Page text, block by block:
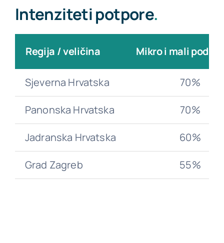
Intenziteti potpore.
Regija / veličina Mikro i mali
Sjeverna Hrvatska 70%
Panonska Hrvatska 70%
Jadranska Hrvatska 60%
Grad Zagreb 55%